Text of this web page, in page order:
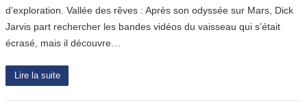
d’exploration. Vallée des rêves : Après son odyssée sur Mars, Dick
Jarvis part rechercher les bandes vidéos du vaisseau qui s’était
écrasé, mais il découvre…
Lire la suite